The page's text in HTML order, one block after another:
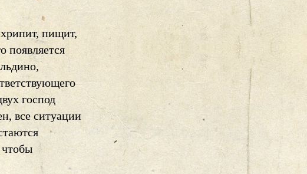
пищит,
появляется
господ
все ситуации
чтобы